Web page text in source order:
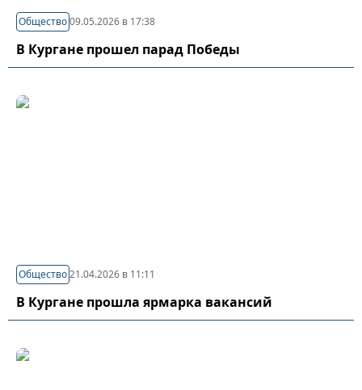
Общество09.05.2026 в 17:38
В Кургане прошел парад Победы
Общество21.04.2026 в 11:11
В Кургане прошла ярмарка вакансий